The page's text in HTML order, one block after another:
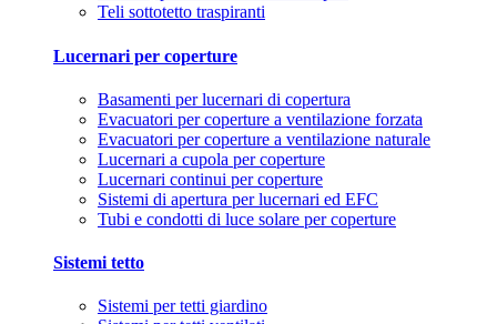
Teli sottotetto traspiranti
Lucernari per coperture
Basamenti per lucernari di copertura
Evacuatori per coperture a ventilazione forzata
Evacuatori per coperture a ventilazione naturale
Lucernari a cupola per coperture
Lucernari continui per coperture
Sistemi di apertura per lucernari ed EFC
Tubi e condotti di luce solare per coperture
Sistemi tetto
Sistemi per tetti giardino